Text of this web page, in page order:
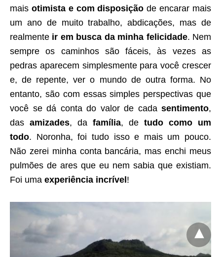
mais otimista e com disposição de encarar mais
um ano de muito trabalho, abdicações, mas de
realmente ir em busca da minha felicidade. Nem
sempre os caminhos são fáceis, às vezes as
pedras aparecem simplesmente para você crescer
e, de repente, ver o mundo de outra forma. No
entanto, são com essas simples perspectivas que
você se dá conta do valor de cada sentimento,
das amizades, da família, de tudo como um
todo. Noronha, foi tudo isso e mais um pouco.
Não zerei minha conta bancária, mas enchi meus
pulmões de ares que eu nem sabia que existiam.
Foi uma experiência incrível!